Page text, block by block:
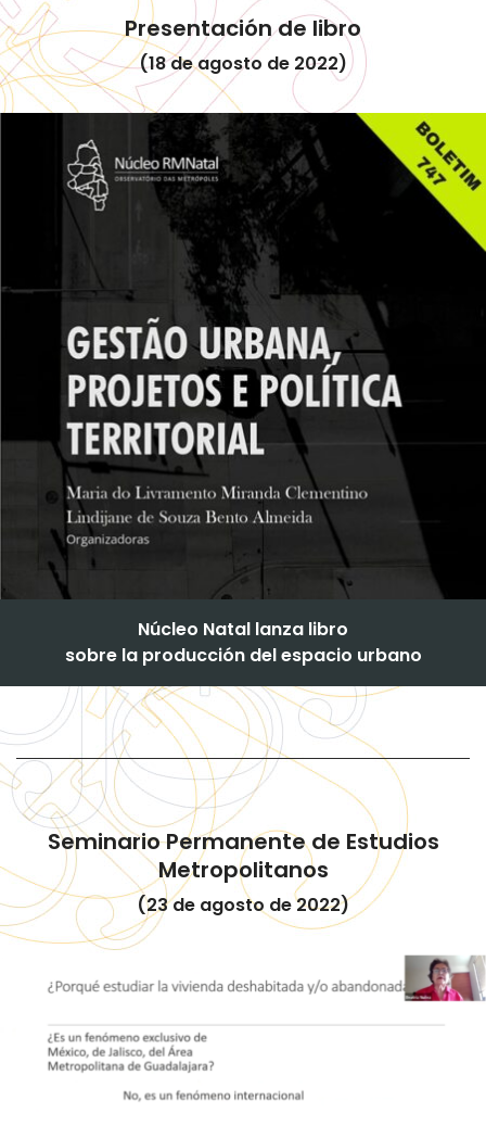
Presentación de libro
(18 de agosto de 2022)
Núcleo Natal lanza libro
sobre la producción del espacio urbano
Seminario Permanente de Estudios
Metropolitanos
(23 de agosto de 2022)